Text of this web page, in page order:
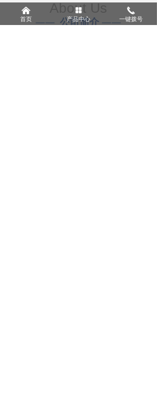
About Us
——公司简介——
낀
首页
넒
产品中心
끅
一键拨号